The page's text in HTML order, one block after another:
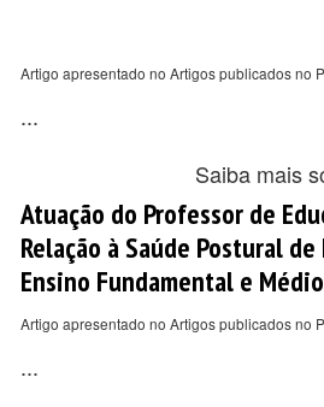
Artigo apresentado no Artigos publicados no
...
Saiba mais
Atuação do Professor de
Relação à Saúde Postural
Ensino Fundamental e
Artigo apresentado no Artigos publicados no
...